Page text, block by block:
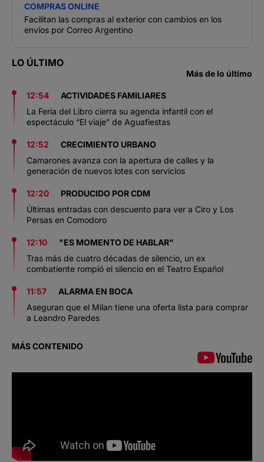
COMPRAS ONLINE
Facilitan las compras al exterior con cambios en los
envíos por Correo Argentino
LO ÚLTIMO
Más de lo último
12:54
ACTIVIDADES FAMILIARES
La Feria del Libro cierra su agenda infantil con el
espectáculo “El viaje” de Aguafiestas
12:52
CRECIMIENTO URBANO
Camarones avanza con la apertura de calles y la
generación de nuevos lotes con servicios
12:20
PRODUCIDO POR CDM
Últimas entradas con descuento para ver a Ciro y Los
Persas en Comodoro
12:10
"ES MOMENTO DE HABLAR"
Tras más de cuatro décadas de silencio, un ex
combatiente rompió el silencio en el Teatro Español
11:57
ALARMA EN BOCA
Aseguran que el Milan tiene una oferta lista para comprar
a Leandro Paredes
MÁS CONTENIDO